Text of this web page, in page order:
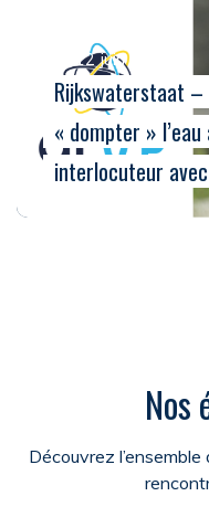
Le 12 juin 2023
Rijkswaterstaat –
« dompter » l’eau
interlocuteur
Nos
Découvrez